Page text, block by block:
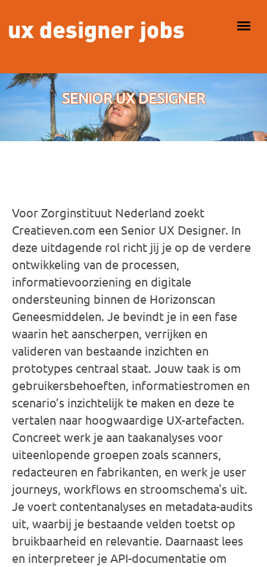
HOOFDMENU
SENIOR UX DESIGNER
Voor Zorginstituut Nederland zoekt
Creatieven.com een Senior UX Designer. In
deze uitdagende rol richt jij je op de verdere
ontwikkeling van de processen,
informatievoorziening en digitale
ondersteuning binnen de Horizonscan
Geneesmiddelen. Je bevindt je in een fase
waarin het aanscherpen, verrijken en
valideren van bestaande inzichten en
prototypes centraal staat. Jouw taak is om
gebruikersbehoeften, informatiestromen en
scenario’s inzichtelijk te maken en deze te
vertalen naar hoogwaardige UX-artefacten.
Concreet werk je aan taakanalyses voor
uiteenlopende groepen zoals scanners,
redacteuren en fabrikanten, en werk je user
journeys, workflows en stroomschema's uit.
Je voert contentanalyses en metadata-audits
uit, waarbij je bestaande velden toetst op
bruikbaarheid en relevantie. Daarnaast lees
en interpreteer je API-documentatie om